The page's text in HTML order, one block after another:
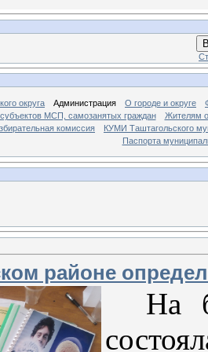
округа Администрация О городе и округе
МСП, самозанятых граждан
Жителям
комиссия
КУМИ Таштагольского
Паспорта
районе
На